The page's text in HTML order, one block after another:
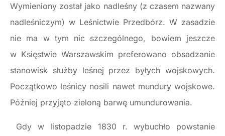
Wymieniony został jako nadleśny (z czasem nazwany
nadleśniczym) w Leśnictwie Przedbórz. W zasadzie
nie ma w tym nic szczególnego, bowiem jeszcze
w Księstwie Warszawskim preferowano obsadzanie
stanowisk służby leśnej przez byłych wojskowych.
Początkowo leśnicy nosili nawet mundury wojskowe.
Później przyjęto zieloną barwę umundurowania.
Gdy w listopadzie 1830 r. wybuchło powstanie